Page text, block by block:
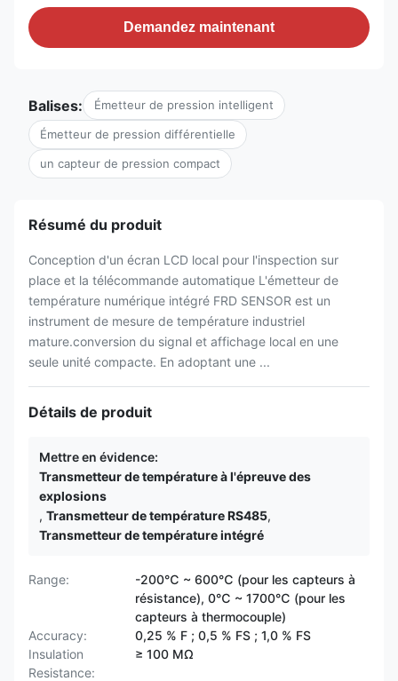
Demandez maintenant
Balises: Émetteur de pression intelligent
Émetteur de pression différentielle
un capteur de pression compact
Résumé du produit
Conception d'un écran LCD local pour l'inspection sur
place et la télécommande automatique L'émetteur de
température numérique intégré FRD SENSOR est un
instrument de mesure de température industriel
mature.conversion du signal et affichage local en une
seule unité compacte. En adoptant une ...
Détails de produit
Mettre en évidence:
Transmetteur de température à l'épreuve des
explosions
, Transmetteur de température RS485,
Transmetteur de température intégré
Range:
-200℃ ~ 600℃ (pour les capteurs à
résistance), 0℃ ~ 1700℃ (pour les
capteurs à thermocouple)
Accuracy:
0,25 % F ; 0,5 % FS ; 1,0 % FS
Insulation
Resistance:
≥ 100 MΩ